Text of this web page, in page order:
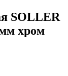
SOLLER
хром